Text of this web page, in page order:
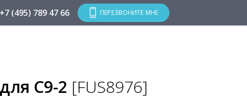
+7 (495) 789 47 66 ПЕРЕЗВОНИТЕ МНЕ
C9-2 [FUS8976]